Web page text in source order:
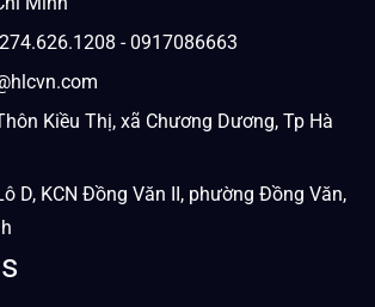
- 0917086663
Kiều Thị, xã Chương Dương, Tp Hà
D, KCN Đồng Văn II, phường Đồng Văn,